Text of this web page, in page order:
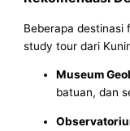
Beberapa destinasi
study tour dari
Museum
batuan, dan